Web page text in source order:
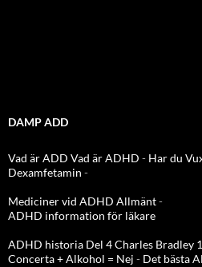
DAMP ADD
Vad är ADD Vad är ADHD - Har du
Dexamfetamin -
Mediciner vid ADHD Allmänt-
ADHD information för läkare
ADHD historia Del 4 Charles Bradley
Concerta + Alkohol = Nej - Det bästa